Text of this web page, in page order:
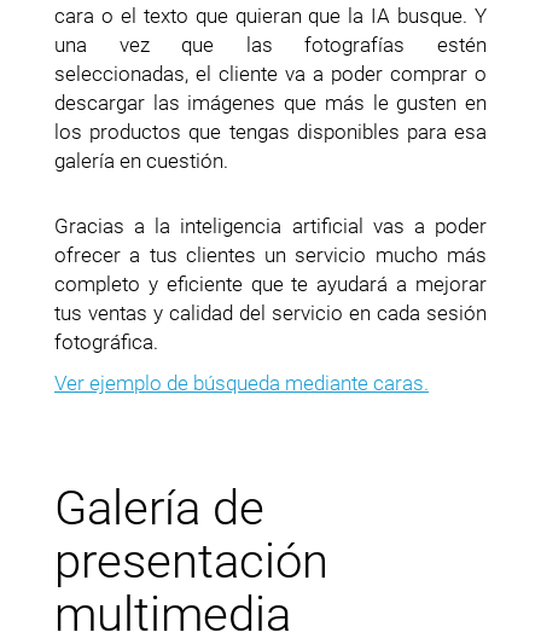
cara o el texto que quieran que la IA busque. Y
una vez que las fotografías estén
seleccionadas, el cliente va a poder comprar o
descargar las imágenes que más le gusten en
los productos que tengas disponibles para esa
galería en cuestión.
Gracias a la inteligencia artificial vas a poder
ofrecer a tus clientes un servicio mucho más
completo y eficiente que te ayudará a mejorar
tus ventas y calidad del servicio en cada sesión
fotográfica.
Ver ejemplo de búsqueda mediante caras.
Galería de
presentación
multimedia